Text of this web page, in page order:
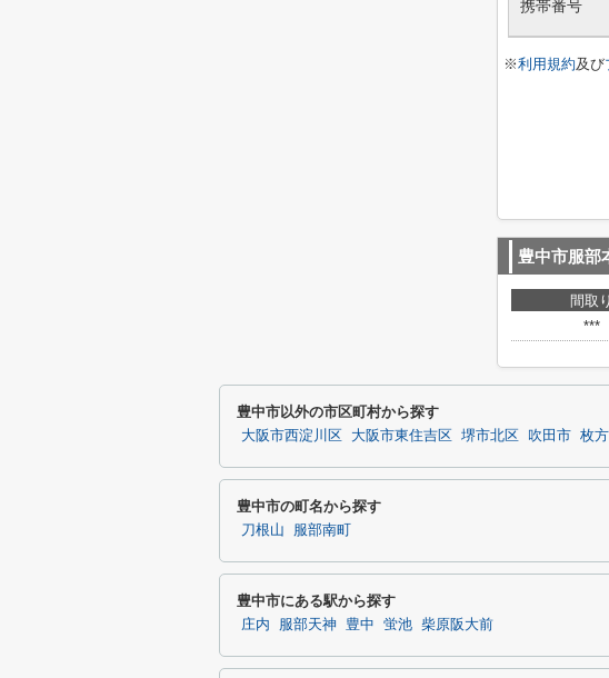
携帯番号
※利用規約及び
豊中市服部
間取り
***
豊中市以外の市区町村から探す
大阪市西淀川区 大阪市東住吉区 堺市北区 吹田市 枚
豊中市の町名から探す
刀根山 服部南町
豊中市にある駅から探す
庄内 服部天神 豊中 蛍池 柴原阪大前